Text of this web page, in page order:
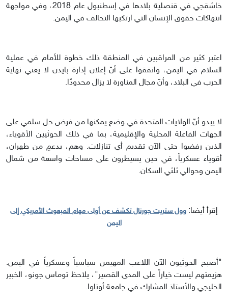
خاشقجي في قنصلية بلادها في إسطنبول عام 2018، وفي مواجهة
انتهاكات حقوق الإنسان التي ارتكبها التحالف في اليمن.
اعتبر كثير من المراقبين في المنطقة ذلك خطوة للأمام في عملية
السلام في اليمن، واتفقوا على أنّ إعلان إدارة بايدن لا يعني نهاية
الحرب في البلاد، وأنّ مجال المناورة لا يزال محدودًا.
لا يبدو أنّ الولايات المتحدة في وضع يمكنها من فرض حل سلمي على
الجهات الفاعلة المحلية والإقليمية، بما في ذلك الحوثيين الأقوياء،
الذين رفضوا حتى الآن تقديم أي تنازلات. وهم، بدعمٍ من طهران،
أقوياء عسكرياً، في حين يسيطرون على مساحات واسعة من شمال
اليمن وحوالي ثلثي السكان.
إقرأ أيضا: وول ستريت جورنال تكشف عن أولى مهام المبعوث الأمريكي إلى
اليمن
"أصبح الحوثيون الآن اللاعب المهيمن سياسياً وعسكرياً في اليمن.
هزيمتهم ليست خياراً على المدى القصير"، يلاحظ توماس جونو، الخبير
الخليجي والأستاذ المشارك في جامعة أوتاوا.